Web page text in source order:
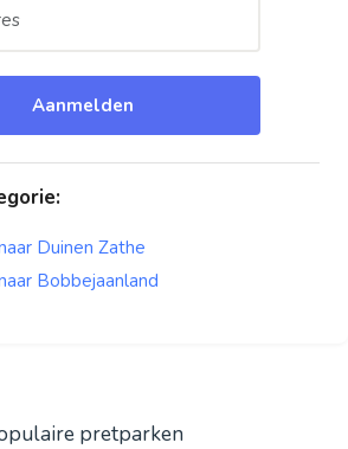
Aanmelden
:
Duinen Zathe
Bobbejaanland
pretparken